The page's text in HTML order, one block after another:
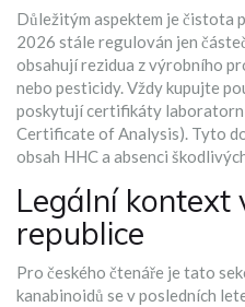
Důležitým aspektem je čistota
2026 stále regulován jen
obsahují rezidua z výrobního
nebo pesticidy. Vždy kupujte
poskytují certifikáty
Certificate of Analysis). Tyto
obsah HHC a absenci
Legální kontext
republice
Pro českého čtenáře je tato
kanabinoidů se v posledních